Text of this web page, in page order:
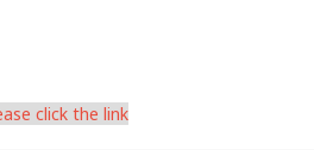
click the link